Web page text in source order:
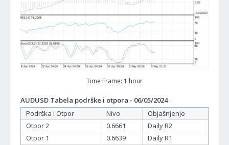
Time Frame: 1 hour
AUDUSD Tabela podrške i otpora - 06/05/2024
Podrška i Otpor
Nivo
Objašnjenje
Otpor 2
0.6661
Daily R2
Otpor 1
0.6639
Daily R1